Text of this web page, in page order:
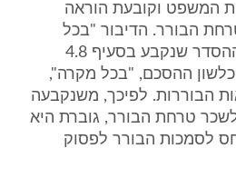
המשפט וקובעת הוראה
הבורר. הדיבור "בכל
מקרה" מלמד על כך שההסדר שנקבע בסעיף 4.8
ההסכם, "בכל מקרה",
הבוררות. לפיכך, משנקבעה
טרחת הבורר, גוברת היא
לסמכות הבורר לפסוק